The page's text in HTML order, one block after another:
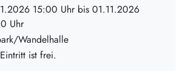
15:00 Uhr bis 01.11.2026
Uhr
Wandelhalle
ist frei.